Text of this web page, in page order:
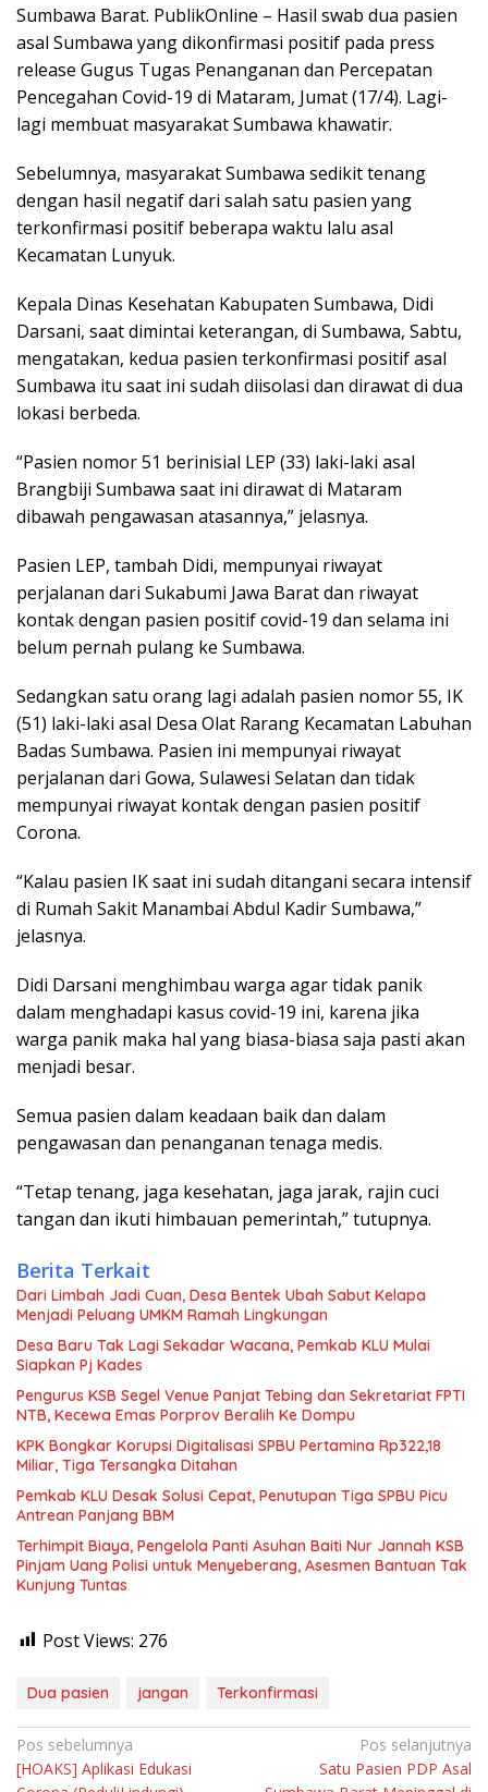
Sumbawa Barat. PublikOnline – Hasil swab dua pasien
asal Sumbawa yang dikonfirmasi positif pada press
release Gugus Tugas Penanganan dan Percepatan
Pencegahan Covid-19 di Mataram, Jumat (17/4). Lagi-
lagi membuat masyarakat Sumbawa khawatir.
Sebelumnya, masyarakat Sumbawa sedikit tenang
dengan hasil negatif dari salah satu pasien yang
terkonfirmasi positif beberapa waktu lalu asal
Kecamatan Lunyuk.
Kepala Dinas Kesehatan Kabupaten Sumbawa, Didi
Darsani, saat dimintai keterangan, di Sumbawa, Sabtu,
mengatakan, kedua pasien terkonfirmasi positif asal
Sumbawa itu saat ini sudah diisolasi dan dirawat di dua
lokasi berbeda.
“Pasien nomor 51 berinisial LEP (33) laki-laki asal
Brangbiji Sumbawa saat ini dirawat di Mataram
dibawah pengawasan atasannya,” jelasnya.
Pasien LEP, tambah Didi, mempunyai riwayat
perjalanan dari Sukabumi Jawa Barat dan riwayat
kontak dengan pasien positif covid-19 dan selama ini
belum pernah pulang ke Sumbawa.
Sedangkan satu orang lagi adalah pasien nomor 55, IK
(51) laki-laki asal Desa Olat Rarang Kecamatan Labuhan
Badas Sumbawa. Pasien ini mempunyai riwayat
perjalanan dari Gowa, Sulawesi Selatan dan tidak
mempunyai riwayat kontak dengan pasien positif
Corona.
“Kalau pasien IK saat ini sudah ditangani secara intensif
di Rumah Sakit Manambai Abdul Kadir Sumbawa,”
jelasnya.
Didi Darsani menghimbau warga agar tidak panik
dalam menghadapi kasus covid-19 ini, karena jika
warga panik maka hal yang biasa-biasa saja pasti akan
menjadi besar.
Semua pasien dalam keadaan baik dan dalam
pengawasan dan penanganan tenaga medis.
“Tetap tenang, jaga kesehatan, jaga jarak, rajin cuci
tangan dan ikuti himbauan pemerintah,” tutupnya.
Berita Terkait
Dari Limbah Jadi Cuan, Desa Bentek Ubah Sabut Kelapa
Menjadi Peluang UMKM Ramah Lingkungan
Desa Baru Tak Lagi Sekadar Wacana, Pemkab KLU Mulai
Siapkan Pj Kades
Pengurus KSB Segel Venue Panjat Tebing dan Sekretariat FPTI
NTB, Kecewa Emas Porprov Beralih Ke Dompu
KPK Bongkar Korupsi Digitalisasi SPBU Pertamina Rp322,18
Miliar, Tiga Tersangka Ditahan
Pemkab KLU Desak Solusi Cepat, Penutupan Tiga SPBU Picu
Antrean Panjang BBM
Terhimpit Biaya, Pengelola Panti Asuhan Baiti Nur Jannah KSB
Pinjam Uang Polisi untuk Menyeberang, Asesmen Bantuan Tak
Kunjung Tuntas
Post Views: 276
Dua pasien jangan Terkonfirmasi
Navigasi
pos
Pos sebelumnya
[HOAKS] Aplikasi Edukasi
Pos selanjutnya
Satu Pasien PDP Asal